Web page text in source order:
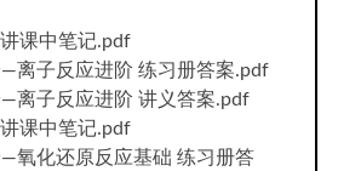
课中笔记.pdf
离子反应进阶 练习册答案.pdf
离子反应进阶 讲义答案.pdf
课中笔记.pdf
氧化还原反应基础 练习册答